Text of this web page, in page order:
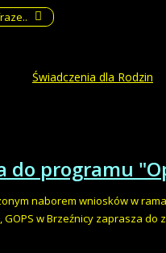
Świadczenia dla Rodzin
do programu
naborem wniosków w
w Brzeźnicy zaprasza